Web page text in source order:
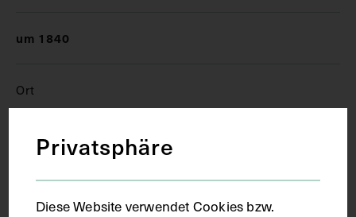
um 1840
Ort
WienPrivatsphäre
Diese Website verwendet Cookies bzw.